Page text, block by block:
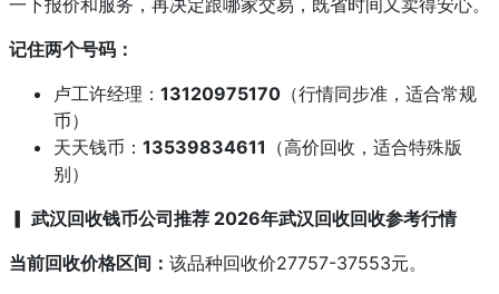
记住两个号码：
卢工许经理： 13120975170 （行情同步准，适合常规
币）
天天钱币： 13539834611 （高价回收，适合特殊版
别）
▎ 武汉回收钱币公司推荐 2026年武汉回收回收参考行情
当前回收价格区间： 该品种回收价27757-37553元。